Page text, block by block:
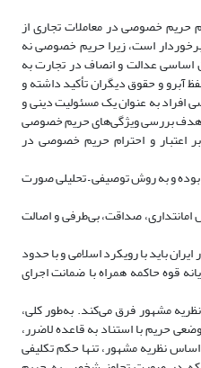
حریم خصوصی در معاملات تجاری از
است، زیرا حریم خصوصی نه
اساسی عدالت و انصاف در تجارت به
آبرو و حقوق دیگران تأکید داشته و
افراد به عنوان یک مسئولیت دینی و
بررسی ویژگی‌های حریم خصوصی
اعتبار و احترام حریم خصوصی در
بوده و به روش توصیفی – تحلیلی صورت
صداقت، بی‌طرفی و اصالت
باید با رویکرد اسلامی و با حدود
قوه حاکمه همراه با ضمانت اجرای
مشهور فرق مى‌کند. به‌طور کلی،
حریم با استناد به قاعده لاضرر،
نظریه مشهور، تنها حکم تکلیفی